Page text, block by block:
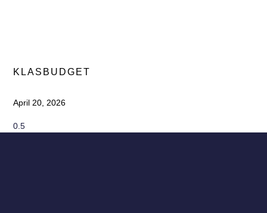
KLASBUDGET
April 20, 2026